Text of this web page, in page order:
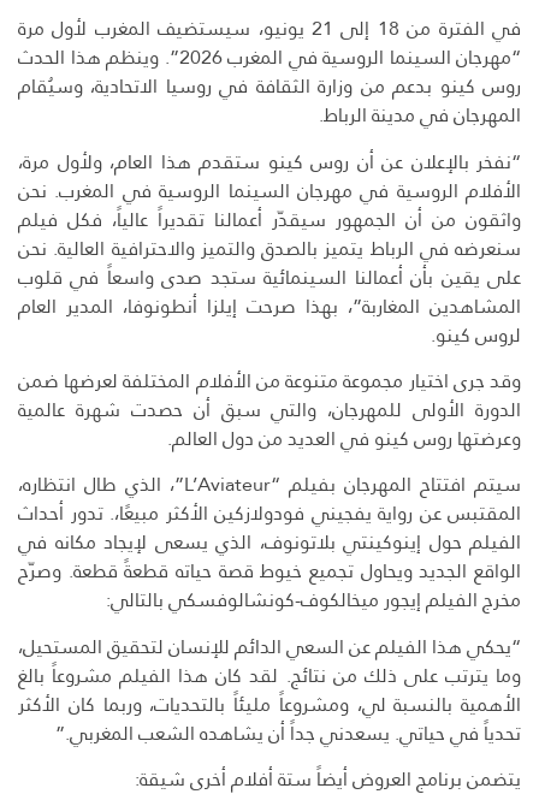
في الفترة من 18 إلى 21 يونيو، سيستضيف المغرب لأول مرة
“مهرجان السينما الروسية في المغرب 2026”. وينظم هذا الحدث
روس كينو بدعم من وزارة الثقافة في روسيا الاتحادية، وسيُقام
المهرجان في مدينة الرباط.
“نفخر بالإعلان عن أن روس كينو ستقدم هذا العام، ولأول مرة،
الأفلام الروسية في مهرجان السينما الروسية في المغرب. نحن
واثقون من أن الجمهور سيقدّر أعمالنا تقديراً عالياً، فكل فيلم
سنعرضه في الرباط يتميز بالصدق والتميز والاحترافية العالية. نحن
على يقين بأن أعمالنا السينمائية ستجد صدى واسعاً في قلوب
المشاهدين المغاربة”، بهذا صرحت إيلزا أنطونوفا، المدير العام
لروس كينو.
وقد جرى اختيار مجموعة متنوعة من الأفلام المختلفة لعرضها ضمن
الدورة الأولى للمهرجان، والتي سبق أن حصدت شهرة عالمية
وعرضتها روس كينو في العديد من دول العالم.
سيتم افتتاح المهرجان بفيلم “L’Aviateur”، الذي طال انتظاره،
المقتبس عن رواية يفجيني فودولازكين الأكثر مبيعًا،. تدور أحداث
الفيلم حول إينوكينتي بلاتونوف، الذي يسعى لإيجاد مكانه في
الواقع الجديد ويحاول تجميع خيوط قصة حياته قطعةً قطعة. وصرّح
مخرج الفيلم إيجور ميخالكوف-كونشالوفسكي بالتالي:
“يحكي هذا الفيلم عن السعي الدائم للإنسان لتحقيق المستحيل،
وما يترتب على ذلك من نتائج. لقد كان هذا الفيلم مشروعاً بالغ
الأهمية بالنسبة لي، ومشروعاً مليئاً بالتحديات، وربما كان الأكثر
تحدياً في حياتي. يسعدني جداً أن يشاهده الشعب المغربي.”
يتضمن برنامج العروض أيضاً ستة أفلام أخرى شيقة: